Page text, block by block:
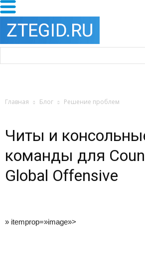
Главная Блог Решение проблем
Читы и
команды для
Global Offensive
» itemprop=»image»>